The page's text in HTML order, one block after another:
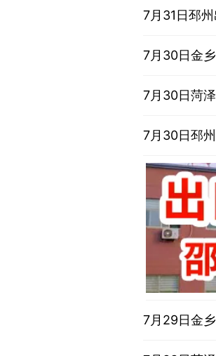
7月31日邳
7月30日金
7月30日菏
7月30日邳
7月29日金